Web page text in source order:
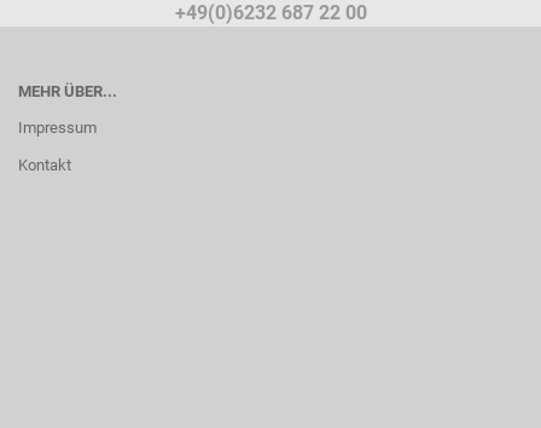
+49(0)6232 687 22 00
MEHR ÜBER...
Impressum
Kontakt